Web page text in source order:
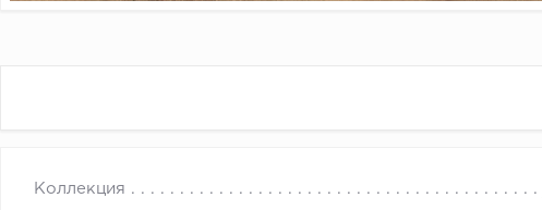
Коллекция